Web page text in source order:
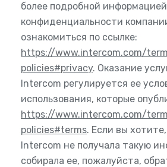
более подробной
конфиденциальности
ознакомиться по ссылке:
https://www.intercom.com/
policies#privacy. Оказание
Intercom регулируется ее
использования, которые
https://www.intercom.com/
policies#terms. Если вы
Intercom не получала такую
собирала ее, пожалуйста,